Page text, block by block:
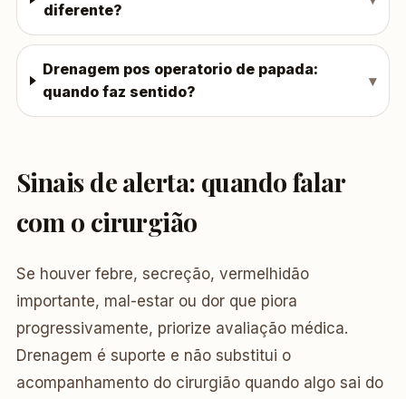
diferente?
Drenagem pos operatorio de papada:
quando faz sentido?
Sinais de alerta: quando falar
com o cirurgião
Se houver febre, secreção, vermelhidão
importante, mal-estar ou dor que piora
progressivamente, priorize avaliação médica.
Drenagem é suporte e não substitui o
acompanhamento do cirurgião quando algo sai do